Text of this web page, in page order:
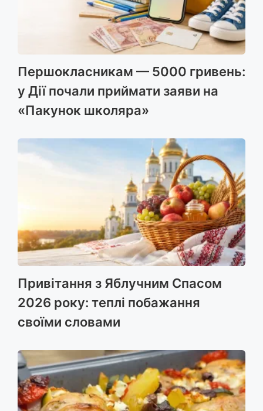
Першокласникам — 5000 гривень:
у Дії почали приймати заяви на
«Пакунок школяра»
Привітання з Яблучним Спасом
2026 року: теплі побажання
своїми словами